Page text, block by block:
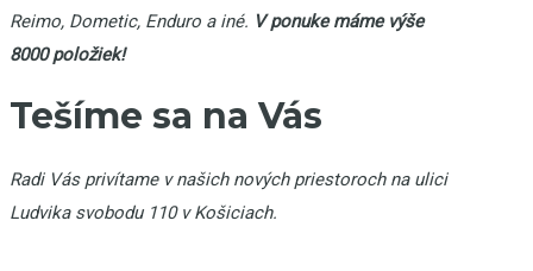
Reimo, Dometic, Enduro a iné. V ponuke máme výše
8000 položiek!
Tešíme sa na Vás
Radi Vás privítame v našich nových priestoroch na ulici
Ludvika svobodu 110 v Košiciach.